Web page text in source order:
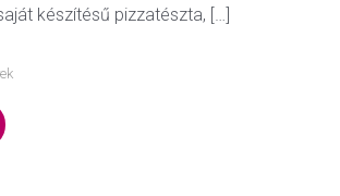
készítésű pizzatészta, […]